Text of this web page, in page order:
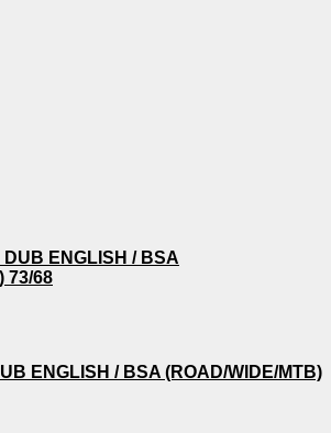
ENGLISH / BSA (ROAD/WIDE/MTB)